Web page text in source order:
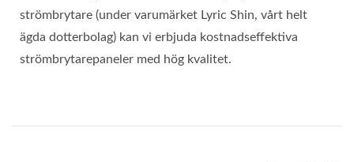
strömbrytare (under varumärket Lyric Shin, vårt helt
ägda dotterbolag) kan vi erbjuda kostnadseffektiva
strömbrytarepaneler med hög kvalitet.